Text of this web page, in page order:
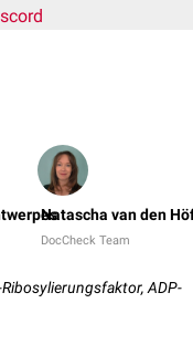
Natascha van den
DocCheck Team
ADP-